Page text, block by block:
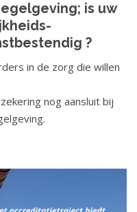
is uw
?
in de zorg die willen
nog aansluit bij